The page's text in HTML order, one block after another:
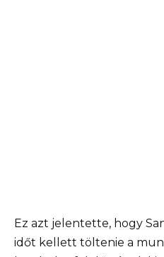
Ez azt jelentette, hogy
időt kellett töltenie a